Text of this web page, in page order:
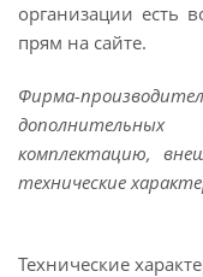
организации есть
прям на сайте.
Фирма-
комплектацию,
технические
Технические